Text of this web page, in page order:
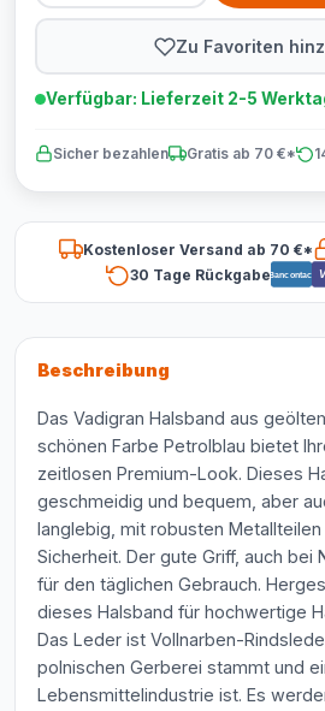
Zu Favoriten
Verfügbar: Lieferzeit 2-5
Sicher bezahlen Gratis ab 70 €*
Kostenloser Versand ab 70 €*
30 Tage RückgabeBancontact
Beschreibung
Das Vadigran Halsband aus
schönen Farbe Petrolblau bietet
zeitlosen Premium-Look. Dieses
geschmeidig und bequem, aber
langlebig, mit robusten
Sicherheit. Der gute Griff, auch bei
für den täglichen Gebrauch.
dieses Halsband für hochwertige
Das Leder ist Vollnarben-
polnischen Gerberei stammt und
Lebensmittelindustrie ist. Es